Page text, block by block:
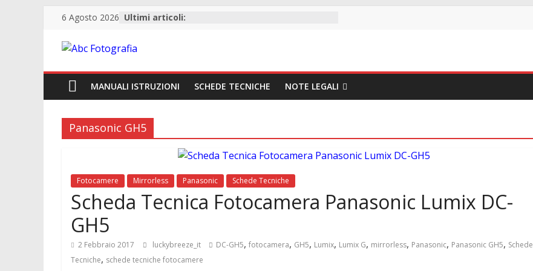
6 Agosto 2026 Ultimi articoli:
Abc
Fotografia
Fotografia,
guide
accessori
MANUALI ISTRUZIONI SCHEDE TECNICHE NOTE LEGALI
Panasonic GH5
Fotocamere Mirrorless Panasonic Schede Tecniche
Scheda Tecnica Fotocamera Panasonic Lumix DC-
GH5
2 Febbraio 2017 luckybreeze_it DC-GH5, fotocamera, GH5, Lumix, Lumix G, mirrorless, Panasonic, Panasonic GH5, Schede
Tecniche, schede tecniche fotocamere